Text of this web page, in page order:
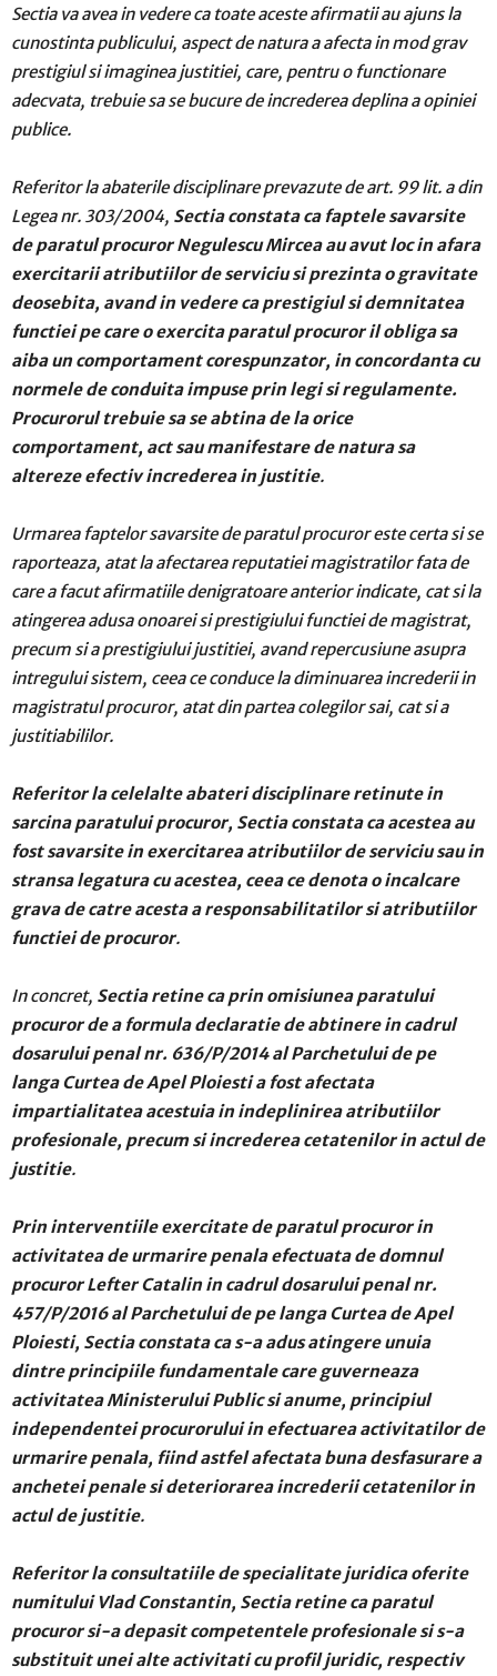
Sectia va avea in vedere ca toate aceste afirmatii au ajuns la
cunostinta publicului, aspect de natura a afecta in mod grav
prestigiul si imaginea justitiei, care, pentru o functionare
adecvata, trebuie sa se bucure de increderea deplina a opiniei
publice.
Referitor la abaterile disciplinare prevazute de art. 99 lit. a din
Legea nr. 303/2004, Sectia constata ca faptele savarsite
de paratul procuror Negulescu Mircea au avut loc in afara
exercitarii atributiilor de serviciu si prezinta o gravitate
deosebita, avand in vedere ca prestigiul si demnitatea
functiei pe care o exercita paratul procuror il obliga sa
aiba un comportament corespunzator, in concordanta cu
normele de conduita impuse prin legi si regulamente.
Procurorul trebuie sa se abtina de la orice
comportament, act sau manifestare de natura sa
altereze efectiv increderea in justitie.
Urmarea faptelor savarsite de paratul procuror este certa si se
raporteaza, atat la afectarea reputatiei magistratilor fata de
care a facut afirmatiile denigratoare anterior indicate, cat si la
atingerea adusa onoarei si prestigiului functiei de magistrat,
precum si a prestigiului justitiei, avand repercusiune asupra
intregului sistem, ceea ce conduce la diminuarea increderii in
magistratul procuror, atat din partea colegilor sai, cat si a
justitiabililor.
Referitor la celelalte abateri disciplinare retinute in
sarcina paratului procuror, Sectia constata ca acestea au
fost savarsite in exercitarea atributiilor de serviciu sau in
stransa legatura cu acestea, ceea ce denota o incalcare
grava de catre acesta a responsabilitatilor si atributiilor
functiei de procuror.
In concret, Sectia retine ca prin omisiunea paratului
procuror de a formula declaratie de abtinere in cadrul
dosarului penal nr. 636/P/2014 al Parchetului de pe
langa Curtea de Apel Ploiesti a fost afectata
impartialitatea acestuia in indeplinirea atributiilor
profesionale, precum si increderea cetatenilor in actul de
justitie.
Prin interventiile exercitate de paratul procuror in
activitatea de urmarire penala efectuata de domnul
procuror Lefter Catalin in cadrul dosarului penal nr.
457/P/2016 al Parchetului de pe langa Curtea de Apel
Ploiesti, Sectia constata ca s-a adus atingere unuia
dintre principiile fundamentale care guverneaza
activitatea Ministerului Public si anume, principiul
independentei procurorului in efectuarea activitatilor de
urmarire penala, fiind astfel afectata buna desfasurare a
anchetei penale si deteriorarea increderii cetatenilor in
actul de justitie.
Referitor la consultatiile de specialitate juridica oferite
numitului Vlad Constantin, Sectia retine ca paratul
procuror si-a depasit competentele profesionale si s-a
substituit unei alte activitati cu profil juridic, respectiv